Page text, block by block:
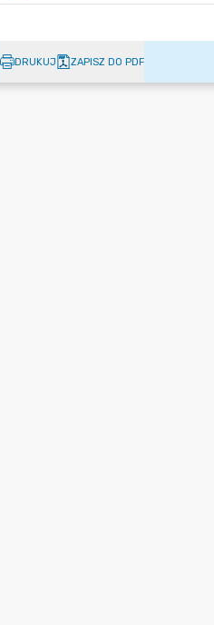
DRUKUJ ZAPISZ DO PDF